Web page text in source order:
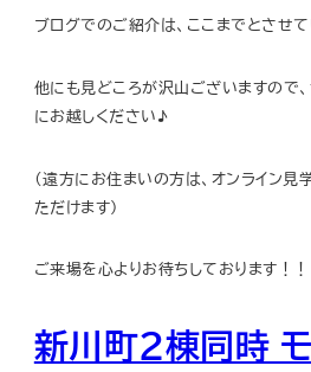
ブログでのご紹介は、ここまでとさせ
他にも見どころが沢山ございますので
にお越しください♪
（遠方にお住まいの方は、オンライン見
ただけます）
ご来場を心よりお待ちしております！！
新川町２棟同時